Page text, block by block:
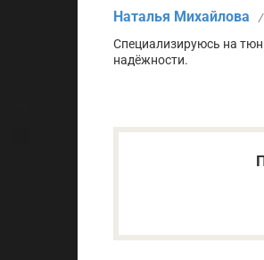
Наталья Михайлова /
Специализируюсь на
надёжности.